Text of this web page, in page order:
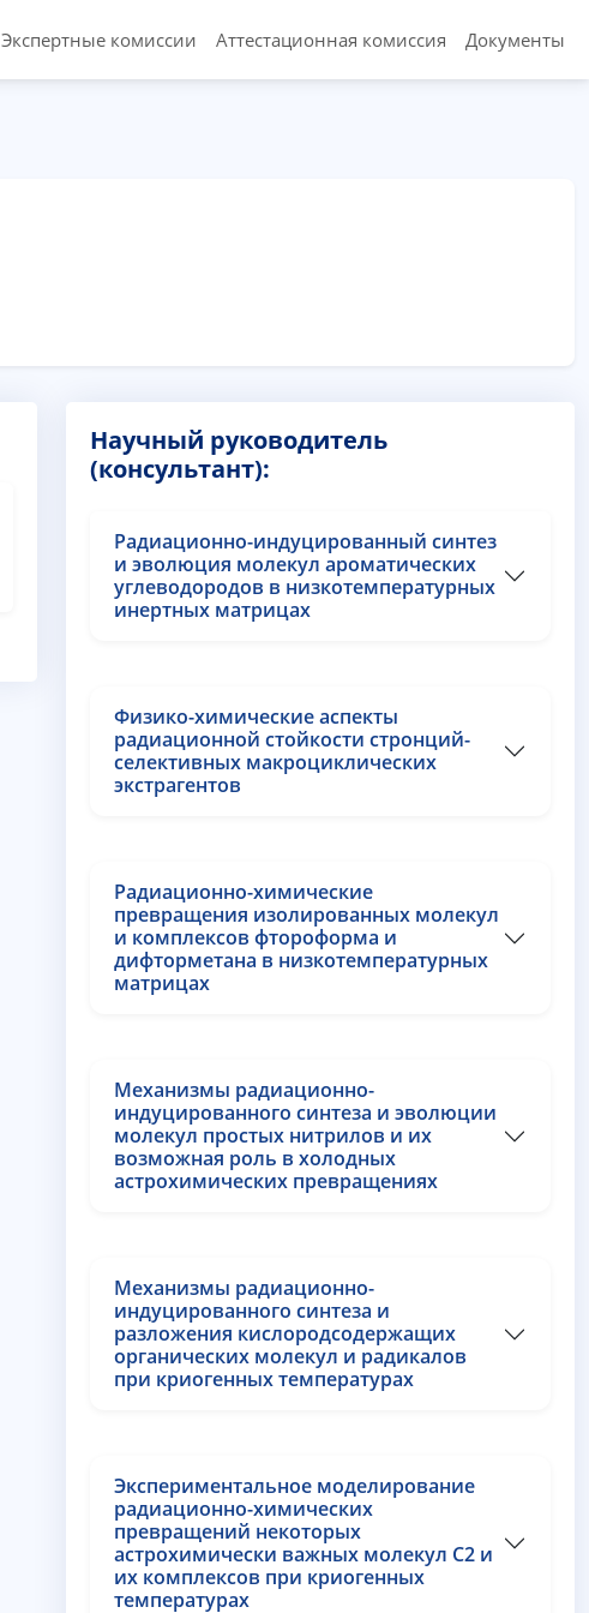
Экспертные комиссии Аттестационная комиссия Документы
Научный руководитель
(консультант):
Радиационно-индуцированный синтез
и эволюция молекул ароматических
углеводородов в низкотемпературных
инертных матрицах
Физико-химические аспекты
радиационной стойкости стронций-
селективных макроциклических
экстрагентов
Радиационно-химические
превращения изолированных молекул
и комплексов фтороформа и
дифторметана в низкотемпературных
матрицах
Механизмы радиационно-
индуцированного синтеза и эволюции
молекул простых нитрилов и их
возможная роль в холодных
астрохимических превращениях
Механизмы радиационно-
индуцированного синтеза и
разложения кислородсодержащих
органических молекул и радикалов
при криогенных температурах
Экспериментальное моделирование
радиационно-химических
превращений некоторых
астрохимически важных молекул С2 и
их комплексов при криогенных
температурах